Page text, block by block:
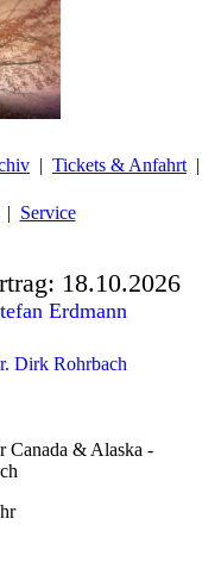
Tickets & Anfahrt
Service
18.10.2026
Erdmann
Dirk Rohrbach
& Alaska -